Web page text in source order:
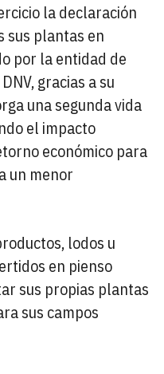
la declaración
sus plantas en
por la entidad de
gracias a su
una segunda vida
el impacto
económico para
un menor
lodos u
en pienso
sus propias plantas
sus campos